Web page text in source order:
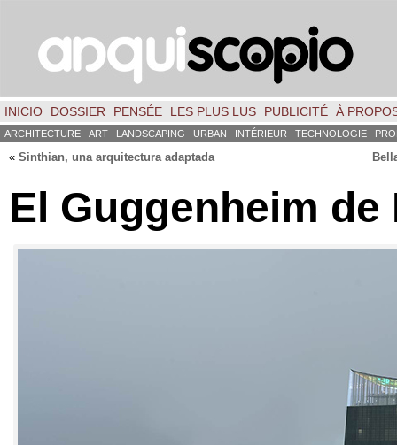
INICIO DOSSIER PENSÉE LES PLUS LUS PUBLICITÉ À
ARCHITECTURE ART LANDSCAPING URBAN INTÉRIEUR TECHNOLOGIE
« Sinthian, una arquitectura adaptada
El Guggenheim